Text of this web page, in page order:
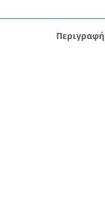
Περιγραφή